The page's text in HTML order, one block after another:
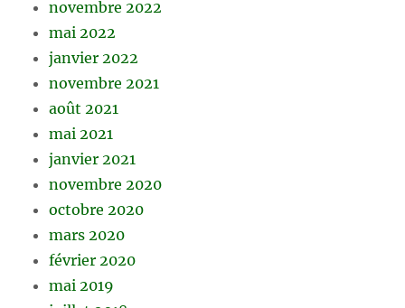
novembre 2022
mai 2022
janvier 2022
novembre 2021
août 2021
mai 2021
janvier 2021
novembre 2020
octobre 2020
mars 2020
février 2020
mai 2019